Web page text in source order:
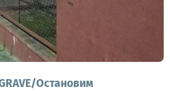
Остановим